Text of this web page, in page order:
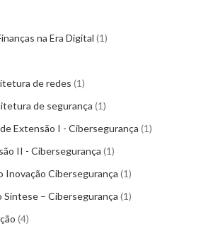
na Era Digital 1
de redes 1
de segurança 1
Extensão I - Cibersegurança 1
II - Cibersegurança 1
Cibersegurança 1
– Cibersegurança 1
4